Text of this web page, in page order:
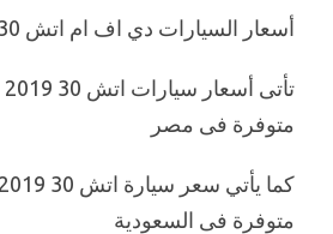
أسعار السيارات دي اف ام اتش 30 2019
متوفرة فى مصر
متوفرة فى السعودية